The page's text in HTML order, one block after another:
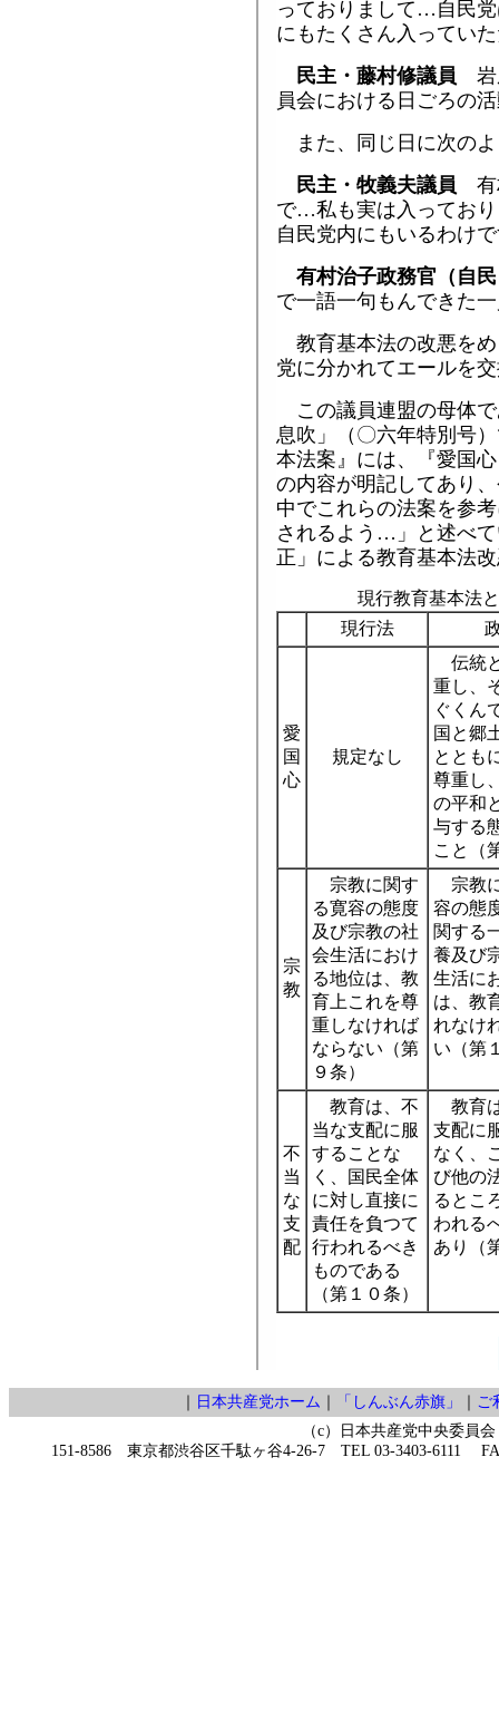
っておりまして…自民
にもたくさん入ってい
民主・藤村修議員 岩
員会における日ごろの
また、同じ日に次の
民主・牧義夫議員 有
で…私も実は入ってお
自民党内にもいるわけ
有村治子政務官（自
で一語一句もんできた
教育基本法の改悪を
党に分かれてエールを
この議員連盟の母体
息吹」（〇六年特別号
本法案』には、『愛国
の内容が明記してあり
中でこれらの法案を参
されるよう…」と述べ
正」による教育基本法
現行教育基本法
現行法
愛
国
心
規定なし
伝統
重し、
ぐくん
国と郷
ととも
尊重し
の平和
与する
こと（
宗
教
宗教に関す
る寛容の態度
及び宗教の社
会生活におけ
る地位は、教
育上これを尊
重しなければ
ならない（第
９条）
宗教
容の態
関する
養及び
生活に
は、教
れなけ
い（第
不
当
な
支
配
教育は、不
当な支配に服
することな
く、国民全体
に対し直接に
責任を負つて
行われるべき
ものである
（第１０条）
教育
支配に
なく、
び他の
るとこ
われる
あり（
日本共産党ホーム 「しんぶん赤旗」
ご
（c）日本共産党中央委員会
151-8586 東京都渋谷区千駄ヶ谷4-26-7 TEL 03-3403-6111